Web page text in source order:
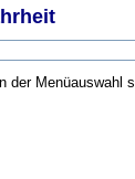
Menüauswahl